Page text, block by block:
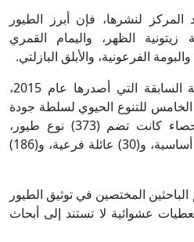
لنشرها، فإن أبرز الطيور
زيتونية الظهر، واليمام القمري
الفرعونية، والأبلق البازلتي.
وأشار المركز إلى أن القائمة السابقة التي أصدرها عام 2015،
للتنوع الحيوي لسلطة جودة
البيئة، والجهاز المركزي للإحصاء كانت تضم (373) نوع طيور،
شملت (22) رتبة و(64) عائلة أساسية، و(30) عائلة فرعية، و(186)
المختصين في توثيق الطيور
عشوائية لا تستند إلى أبحاث